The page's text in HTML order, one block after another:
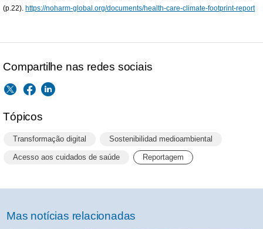
(p.22). https://noharm-global.org/documents/health-care-climate-footprint-report
Compartilhe nas redes sociais
Tópicos
Transformação digital Sostenibilidad medioambiental
Acesso aos cuidados de saúde Reportagem
Mas notícias relacionadas